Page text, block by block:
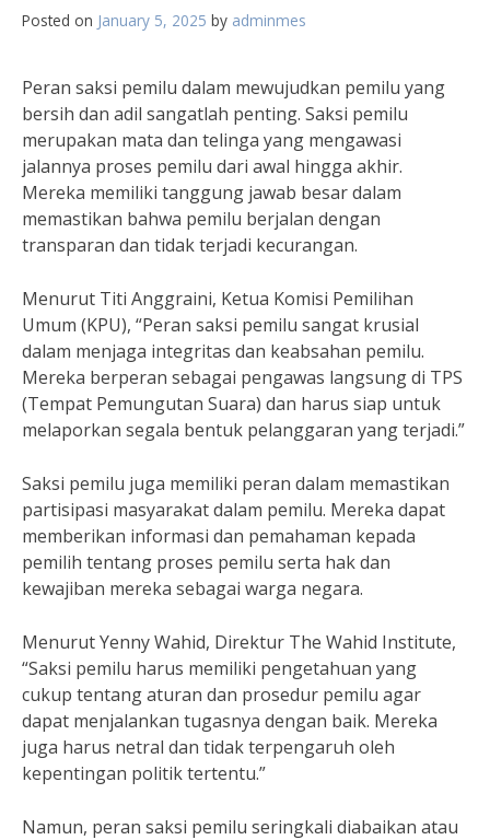
Posted on January 5, 2025 by adminmes
Peran saksi pemilu dalam mewujudkan pemilu yang
bersih dan adil sangatlah penting. Saksi pemilu
merupakan mata dan telinga yang mengawasi
jalannya proses pemilu dari awal hingga akhir.
Mereka memiliki tanggung jawab besar dalam
memastikan bahwa pemilu berjalan dengan
transparan dan tidak terjadi kecurangan.
Menurut Titi Anggraini, Ketua Komisi Pemilihan
Umum (KPU), “Peran saksi pemilu sangat krusial
dalam menjaga integritas dan keabsahan pemilu.
Mereka berperan sebagai pengawas langsung di TPS
(Tempat Pemungutan Suara) dan harus siap untuk
melaporkan segala bentuk pelanggaran yang terjadi.”
Saksi pemilu juga memiliki peran dalam memastikan
partisipasi masyarakat dalam pemilu. Mereka dapat
memberikan informasi dan pemahaman kepada
pemilih tentang proses pemilu serta hak dan
kewajiban mereka sebagai warga negara.
Menurut Yenny Wahid, Direktur The Wahid Institute,
“Saksi pemilu harus memiliki pengetahuan yang
cukup tentang aturan dan prosedur pemilu agar
dapat menjalankan tugasnya dengan baik. Mereka
juga harus netral dan tidak terpengaruh oleh
kepentingan politik tertentu.”
Namun, peran saksi pemilu seringkali diabaikan atau